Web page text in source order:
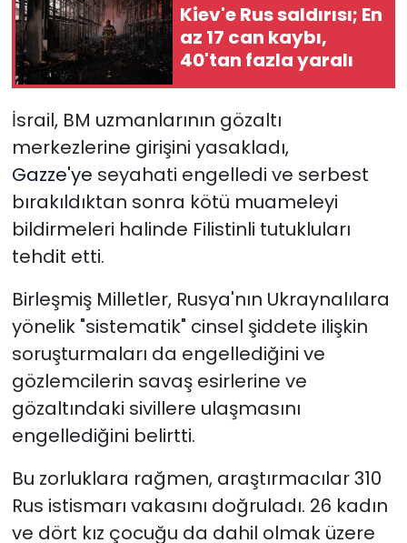
Kiev'e Rus saldırısı; En
az 17 can kaybı,
40'tan fazla yaralı
İsrail, BM uzmanlarının gözaltı
merkezlerine girişini yasakladı,
Gazze'ye seyahati engelledi ve serbest
bırakıldıktan sonra kötü muameleyi
bildirmeleri halinde Filistinli tutukluları
tehdit etti.
Birleşmiş Milletler, Rusya'nın Ukraynalılara
yönelik "sistematik" cinsel şiddete ilişkin
soruşturmaları da engellediğini ve
gözlemcilerin savaş esirlerine ve
gözaltındaki sivillere ulaşmasını
engellediğini belirtti.
Bu zorluklara rağmen, araştırmacılar 310
Rus istismarı vakasını doğruladı. 26 kadın
ve dört kız çocuğu da dahil olmak üzere